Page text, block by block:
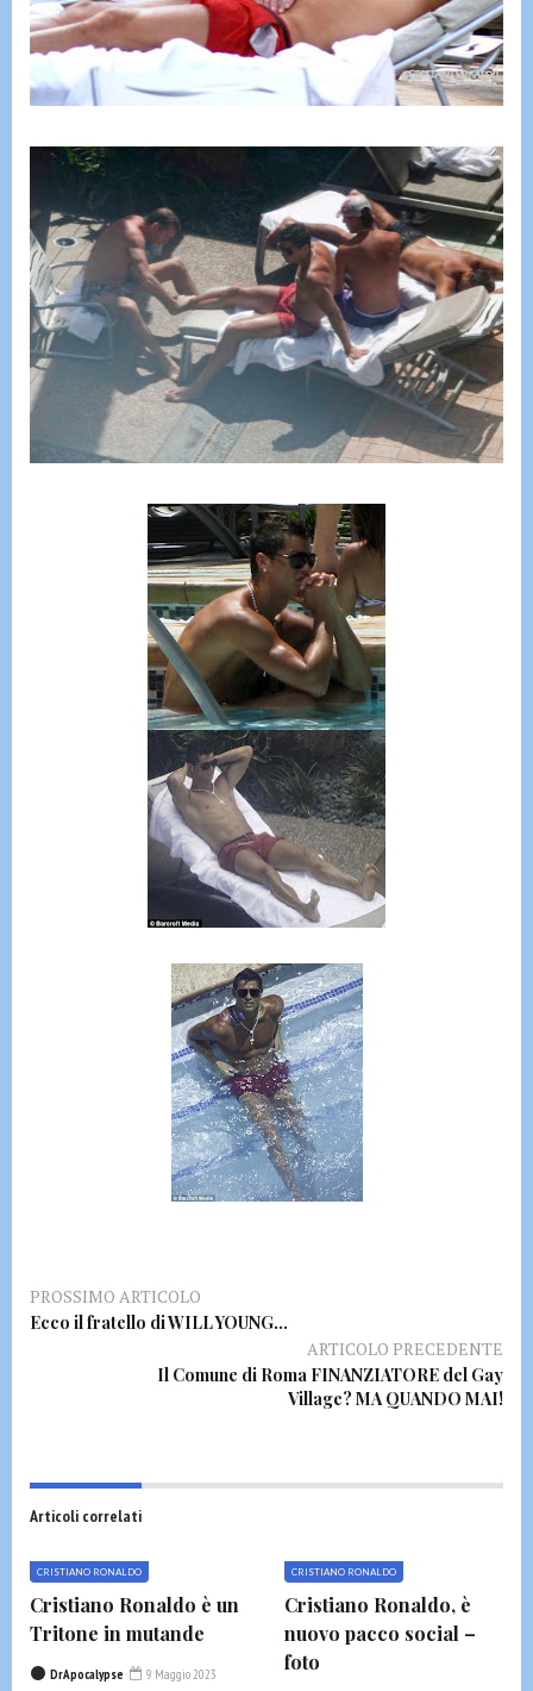
PROSSIMO ARTICOLO
Ecco il fratello di WILL YOUNG…
ARTICOLO PRECEDENTE
Il Comune di Roma FINANZIATORE del Gay
Village? MA QUANDO MAI!
Articoli correlati
CRISTIANO RONALDO
Cristiano Ronaldo è un
Tritone in mutande
DrApocalypse 9 Maggio 2023
CRISTIANO RONALDO
Cristiano Ronaldo, è
nuovo pacco social –
foto